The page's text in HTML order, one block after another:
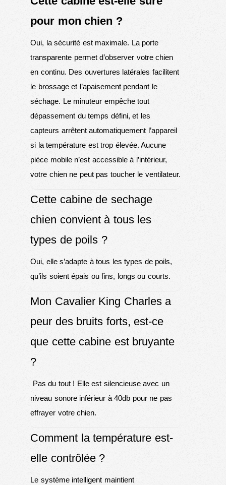
pour mon chien ?
Oui, la sécurité est maximale. La porte
transparente permet d’observer votre chien
en continu. Des ouvertures latérales facilitent
le brossage et l’apaisement pendant le
séchage. Le minuteur empêche tout
dépassement du temps défini, et les
capteurs arrêtent automatiquement l’appareil
si la température est trop élevée. Aucune
pièce mobile n’est accessible à l’intérieur,
votre chien ne peut pas toucher le ventilateur.
Cette cabine de sechage
chien convient à tous les
types de poils ?
Oui, elle s’adapte à tous les types de poils,
qu’ils soient épais ou fins, longs ou courts.
Mon Cavalier King Charles a
peur des bruits forts, est-ce
que cette cabine est bruyante
?
Pas du tout ! Elle est silencieuse avec un
niveau sonore inférieur à 40db pour ne pas
effrayer votre chien.
Comment la température est-
elle contrôlée ?
Le système intelligent maintient